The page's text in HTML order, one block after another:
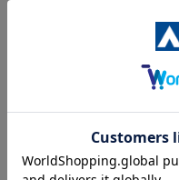
当製品は裏地の糸の一部
【シルエット】《細め(ス
■商品画像はサンプルの
ある場合がございますの